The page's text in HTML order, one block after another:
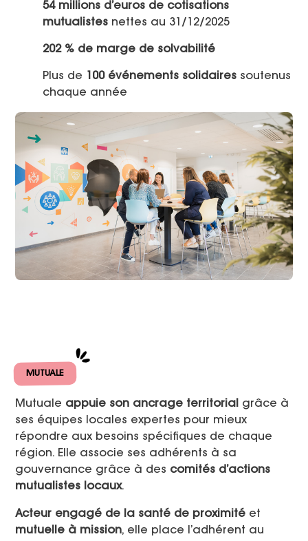
54 millions d’euros de cotisations
mutualistes nettes au 31/12/2025
202 % de marge de solvabilité
Plus de 100 événements solidaires soutenus
chaque année
MUTUALE
Mutuale appuie son ancrage territorial grâce à
ses équipes locales expertes pour mieux
répondre aux besoins spécifiques de chaque
région​. Elle associe ses adhérents à sa
gouvernance grâce à des comités d’actions
mutualistes locaux.
Acteur engagé de la santé de proximité et
mutuelle à mission, elle place l’adhérent au